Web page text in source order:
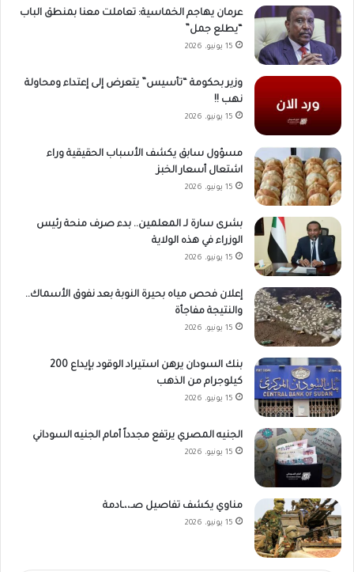
عرمان يهاجم الخماسية: تعاملت معنا بمنطق الباب
“يطلع جمل”
15 يونيو، 2026
وزير بحكومة “تأسيس” يتعرض إلى إعتداء ومحاولة
نهب !!
15 يونيو، 2026
مسؤول سابق يكشف الأسباب الحقيقية وراء
اشتعال أسعار الخبز
15 يونيو، 2026
بشرى سارة لـ المعلمين.. بدء صرف منحة رئيس
الوزراء في هذه الولاية
15 يونيو، 2026
إعلان فحص مياه بحيرة النوبة بعد نفوق الأسماك..
والنتيجة مفاجأة
15 يونيو، 2026
بنك السودان يرهن استيراد الوقود بإيداع 200
كيلوجرام من الذهب
15 يونيو، 2026
الجنيه المصري يرتفع مجدداً أمام الجنيه السوداني
15 يونيو، 2026
مناوي يكشف تفاصيل صـ،،ـادمة
15 يونيو، 2026